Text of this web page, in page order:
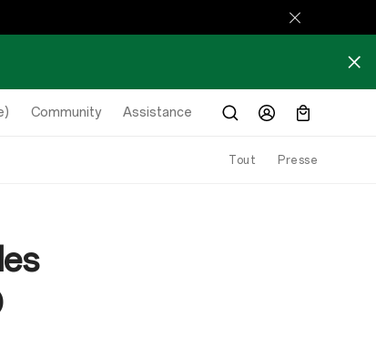
Community Assistance
Tout Presse